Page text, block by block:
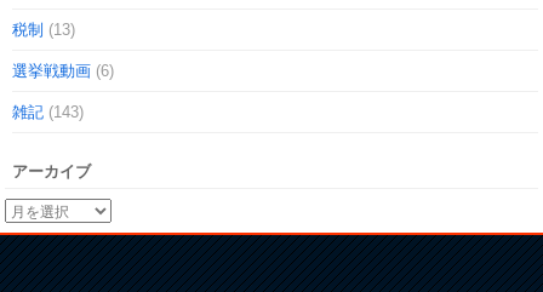
税制 (13)
選挙戦動画 (6)
雑記 (143)
アーカイブ